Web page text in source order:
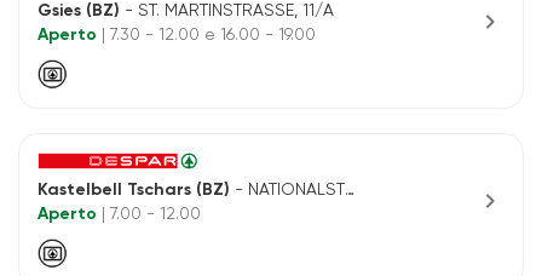
Gsies (BZ) - ST. MARTINSTRASSE, 11/A
Aperto
| 7.30 - 12.00 e 16.00 - 19.00 chevron_right
Kastelbell Tschars (BZ) - NATIONALSTRASSE, 9
Aperto
| 7.00 - 12.00 chevron_right